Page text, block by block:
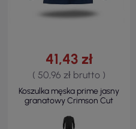
41,43 zł
( 50,96 zł brutto )
Koszulka męska prime jasny
granatowy Crimson Cut